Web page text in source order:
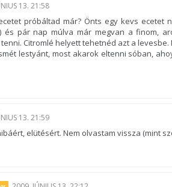
13. 21:58
próbáltad már? Önts egy kevs ecetet
és pár nap múlva már megvan a finom,
Citromlé helyett tehetnéd azt a levesbe.
lestyánt, most akarok eltenni sóban,
13. 21:59
elütésért. Nem olvastam vissza (mint